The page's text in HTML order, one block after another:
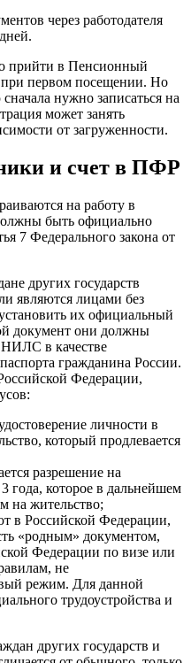
через работодателя
прийти в Пенсионный
первом посещении. Но
нужно записаться на
может занять
от загруженности.
и счет в ПФР
на работу в
быть официально
7 Федерального закона от
других государств
являются лицами без
их официальный
документ они должны
в качестве
гражданина России.
Федерации,
личности в
который продлевается
разрешение на
года, которое в дальнейшем
на жительство;
в Российской Федерации,
«родным» документом,
Федерации по визе или
не
режим. Для данной
трудоустройства и
других государств и